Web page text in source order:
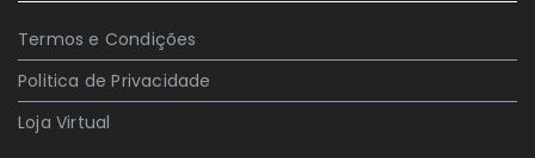
Termos e Condições
Politica de Privacidade
Loja Virtual